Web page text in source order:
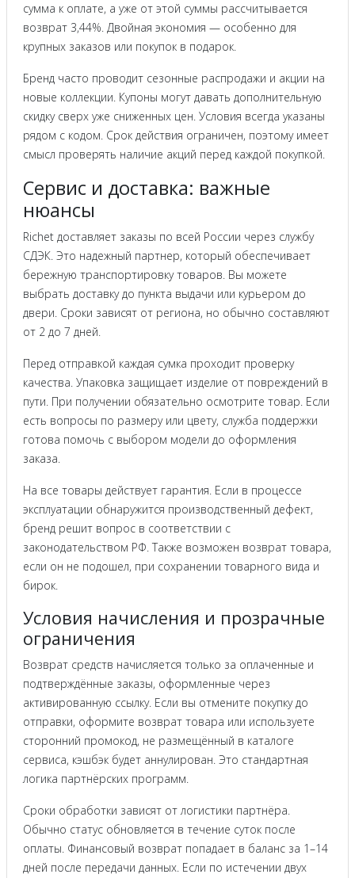
сумма к оплате, а уже от этой суммы рассчитывается
возврат 3,44%. Двойная экономия — особенно для
крупных заказов или покупок в подарок.
Бренд часто проводит сезонные распродажи и акции на
новые коллекции. Купоны могут давать дополнительную
скидку сверх уже сниженных цен. Условия всегда указаны
рядом с кодом. Срок действия ограничен, поэтому имеет
смысл проверять наличие акций перед каждой покупкой.
Сервис и доставка: важные
нюансы
Richet доставляет заказы по всей России через службу
СДЭК. Это надежный партнер, который обеспечивает
бережную транспортировку товаров. Вы можете
выбрать доставку до пункта выдачи или курьером до
двери. Сроки зависят от региона, но обычно составляют
от 2 до 7 дней.
Перед отправкой каждая сумка проходит проверку
качества. Упаковка защищает изделие от повреждений в
пути. При получении обязательно осмотрите товар. Если
есть вопросы по размеру или цвету, служба поддержки
готова помочь с выбором модели до оформления
заказа.
На все товары действует гарантия. Если в процессе
эксплуатации обнаружится производственный дефект,
бренд решит вопрос в соответствии с
законодательством РФ. Также возможен возврат товара,
если он не подошел, при сохранении товарного вида и
бирок.
Условия начисления и прозрачные
ограничения
Возврат средств начисляется только за оплаченные и
подтверждённые заказы, оформленные через
активированную ссылку. Если вы отмените покупку до
отправки, оформите возврат товара или используете
сторонний промокод, не размещённый в каталоге
сервиса, кэшбэк будет аннулирован. Это стандартная
логика партнёрских программ.
Сроки обработки зависят от логистики партнёра.
Обычно статус обновляется в течение суток после
оплаты. Финансовый возврат попадает в баланс за 1–14
дней после передачи данных. Если по истечении двух